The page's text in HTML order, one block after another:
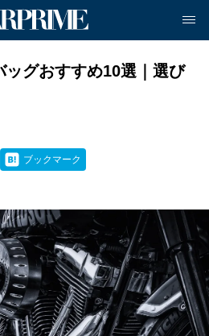
グおすすめ10選｜選び
ブックマーク